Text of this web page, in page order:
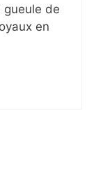
gueule de
en